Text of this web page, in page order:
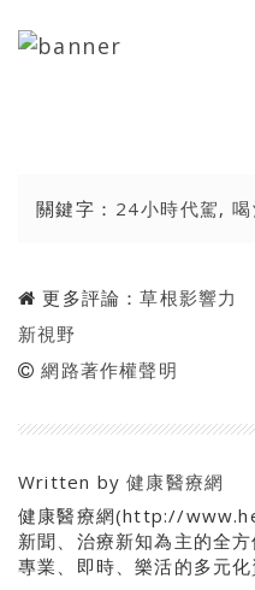
關鍵字： 24小時代駕,
更多評論：草根影響力
新視野
網路著作權聲明
Written by健康醫療網
健康醫療網(http://
新聞、治療新知為主的全
專業、即時、樂活的多元化